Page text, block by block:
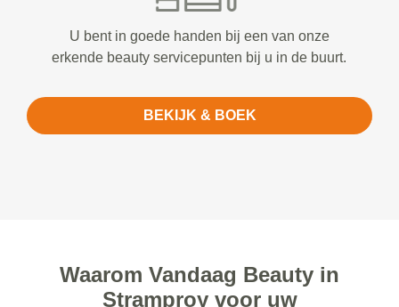
U bent in goede handen bij een van onze
erkende beauty servicepunten bij u in de buurt.
BEKIJK & BOEK
Waarom Vandaag Beauty in
Stramproy voor uw